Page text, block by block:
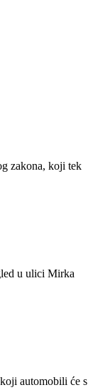
zakona, koji tek
u ulici Mirka
automobili će s